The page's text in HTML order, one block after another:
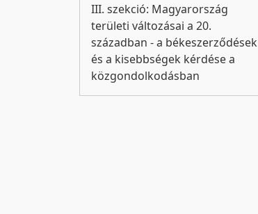
III. szekció: Magyarország
területi változásai a 20.
században - a békeszerződések
és a kisebbségek kérdése a
közgondolkodásban